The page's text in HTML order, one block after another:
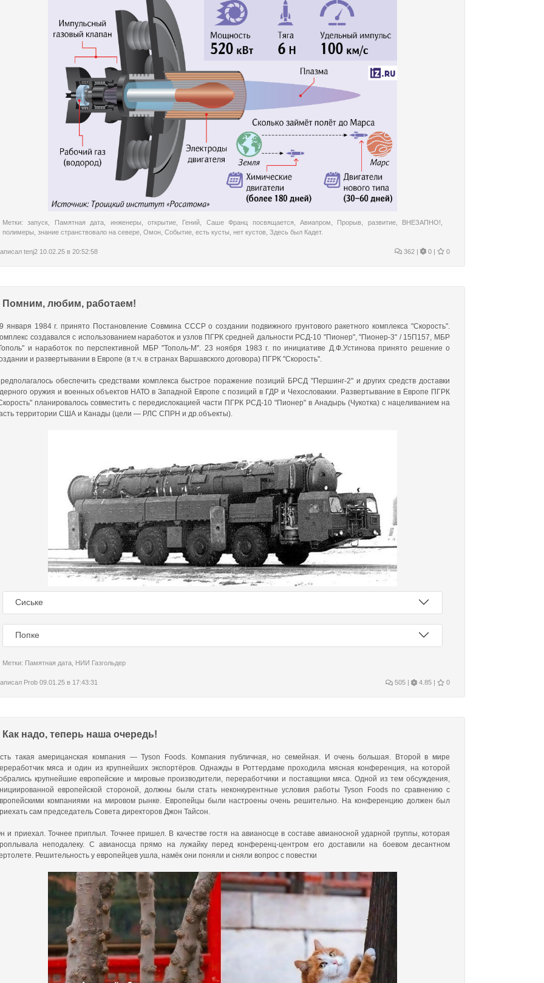
Метки:запуск Памятная дата инженеры открытие, Гений Саше Франц посвящается Авиапром Прорыв развитие, ВНЕЗАПНО!
полимеры знание странствовало на севере Омон Событие есть кусты нет кустов Здесь был Кадет.
tenj2 10.02.25 в 20:52:58 362 | 0 | 0
Помним, любим, работаем!
января 1984 г. принято Постановление Совмина СССР о создании подвижного грунтового ракетного комплекса "Скорость".
создавался с использованием наработок и узлов ПГРК средней дальности РСД-10 "Пионер", "Пионер-3" / 15П157, МБР
и наработок по перспективной МБР "Тополь-М". 23 ноября 1983 г. по инициативе Д.Ф.Устинова принято решение о
и развертывании в Европе (в т.ч. в странах Варшавского договора) ПГРК "Скорость".
обеспечить средствами комплекса быстрое поражение позиций БРСД "Першинг-2" и других средств доставки
оружия и военных объектов НАТО в Западной Европе с позиций в ГДР и Чехословакии. Развертывание в Европе ПГРК
планировалось совместить с передислокацией части ПГРК РСД-10 "Пионер" в Анадырь (Чукотка) с нацеливанием на
территории США и Канады (цели — РЛС СПРН и др.объекты).
Сиське
Попке
Метки: Памятная дата НИИ Газгольдер
Prob 09.01.25 в 17:43:31 505 | 4.85 | 0
Как надо, теперь наша очередь!
такая америцанская компания — Tyson Foods. Компания публичная, но семейная. И очень большая. Второй в мире
мяса и один из крупнейших экспортёров. Однажды в Роттердаме проходила мясная конференция, на которой
крупнейшие европейские и мировые производители, переработчики и поставщики мяса. Одной из тем обсуждения,
европейской стороной, должны были стать неконкурентные условия работы Tyson Foods по сравнению с
компаниями на мировом рынке. Европейцы были настроены очень решительно. На конференцию должен был
сам председатель Совета директоров Джон Тайсон.
и приехал. Точнее приплыл. Точнее пришел. В качестве гостя на авианосце в составе авианосной ударной группы, которая
неподалеку. С авианосца прямо на лужайку перед конференц-центром его доставили на боевом десантном
Решительность у европейцев ушла, намёк они поняли и сняли вопрос с повестки